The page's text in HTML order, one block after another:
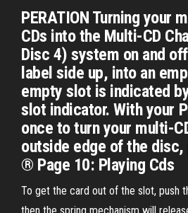
PERATION Turning your
CDs into the Multi-CD
Disc 4) system on and
label side up, into an
empty slot is indicated
slot indicator. With your
once to turn your multi-
outside edge of the disc,
® Page 10: Playing Cds
To get the card out of the slot, push